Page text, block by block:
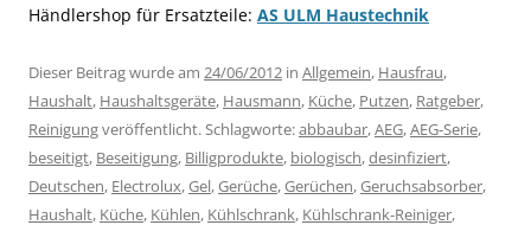
Händlershop für Ersatzteile: AS ULM Haustechnik
Dieser Beitrag wurde am 24/06/2012 in Allgemein, Hausfrau,
Haushalt, Haushaltsgeräte, Hausmann, Küche, Putzen, Ratgeber,
Reinigungveröffentlicht. Schlagworte:abbaubar,AEG,AEG-Serie,
beseitigt, Beseitigung, Billigprodukte, biologisch,desinfiziert,
Deutschen, Electrolux,Gel,Gerüche,Gerüchen,Geruchsabsorber,
Haushalt, Küche, Kühlen, Kühlschrank, Kühlschrank-Reiniger,